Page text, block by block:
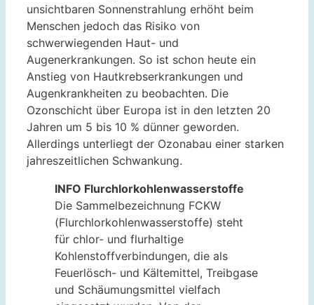
unsichtbaren Sonnenstrahlung erhöht beim
Menschen jedoch das Risiko von
schwerwiegenden Haut- und
Augenerkrankungen. So ist schon heute ein
Anstieg von Hautkrebserkrankungen und
Augenkrankheiten zu beobachten. Die
Ozonschicht über Europa ist in den letzten 20
Jahren um 5 bis 10 % dünner geworden.
Allerdings unterliegt der Ozonabau einer starken
jahreszeitlichen Schwankung.
INFO Flurchlorkohlenwasserstoffe
Die Sammelbezeichnung FCKW
(Flurchlorkohlenwasserstoffe) steht
für chlor- und flurhaltige
Kohlenstoffverbindungen, die als
Feuerlösch- und Kältemittel, Treibgase
und Schäumungsmittel vielfach